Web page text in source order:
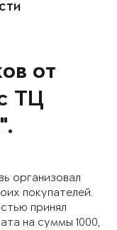
от
ТЦ
организовал
покупателей.
принял
на суммы 1000,